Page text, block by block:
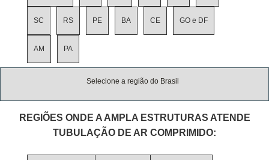
SC RS PE BA CE GO e DF
AM PA
Selecione a região do Brasil
REGIÕES ONDE A AMPLA ESTRUTURAS ATENDE
TUBULAÇÃO DE AR COMPRIMIDO: